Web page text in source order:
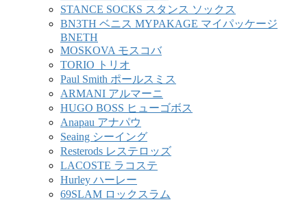
STANCE SOCKS スタンス ソックス
BN3TH ベニス MYPAKAGE マイパッケージ
BNETH
MOSKOVA モスコバ
TORIO トリオ
Paul Smith ポールスミス
ARMANI アルマーニ
HUGO BOSS ヒューゴボス
Anapau アナパウ
Seaing シーイング
Resterods レステロッズ
LACOSTE ラコステ
Hurley ハーレー
69SLAM ロックスラム